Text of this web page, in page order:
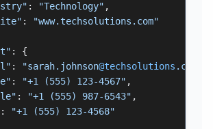
: "Technology" ,
:
"www.techsolutions.com"
: {
: "sarah.johnson@techsolutions .com"
: "+1 (555) 123-4567" ,
: "+1 (555) 987-6543" ,
:
"+1 (555) 123-4568"